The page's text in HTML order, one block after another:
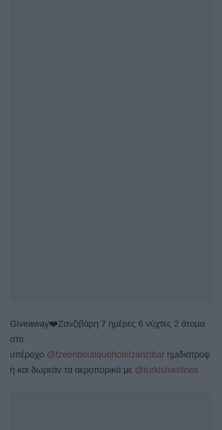
Giveaway❤️Ζανζιβάρη 7 ημέρες 6 νύχτες 2 άτομα
στο
υπέροχο @fzeenboutiquehotelzanzibar ημιδιατροφ
ή και δωρεάν τα αεροπορικά με @turkishairlines